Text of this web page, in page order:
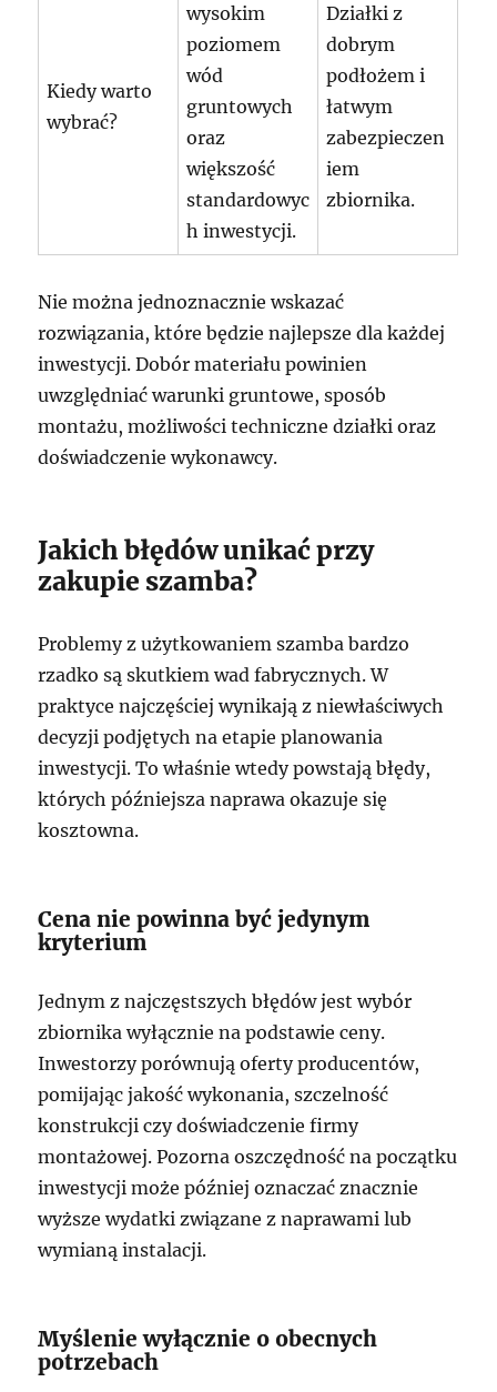
Kiedy warto
wybrać?
wysokim
poziomem
wód
gruntowych
oraz
większość
standardowyc
h inwestycji.
Działki z
dobrym
podłożem i
łatwym
zabezpieczen
iem
zbiornika.
Nie można jednoznacznie wskazać
rozwiązania, które będzie najlepsze dla każdej
inwestycji. Dobór materiału powinien
uwzględniać warunki gruntowe, sposób
montażu, możliwości techniczne działki oraz
doświadczenie wykonawcy.
Jakich błędów unikać przy
zakupie szamba?
Problemy z użytkowaniem szamba bardzo
rzadko są skutkiem wad fabrycznych. W
praktyce najczęściej wynikają z niewłaściwych
decyzji podjętych na etapie planowania
inwestycji. To właśnie wtedy powstają błędy,
których późniejsza naprawa okazuje się
kosztowna.
Cena nie powinna być jedynym
kryterium
Jednym z najczęstszych błędów jest wybór
zbiornika wyłącznie na podstawie ceny.
Inwestorzy porównują oferty producentów,
pomijając jakość wykonania, szczelność
konstrukcji czy doświadczenie firmy
montażowej. Pozorna oszczędność na początku
inwestycji może później oznaczać znacznie
wyższe wydatki związane z naprawami lub
wymianą instalacji.
Myślenie wyłącznie o obecnych
potrzebach